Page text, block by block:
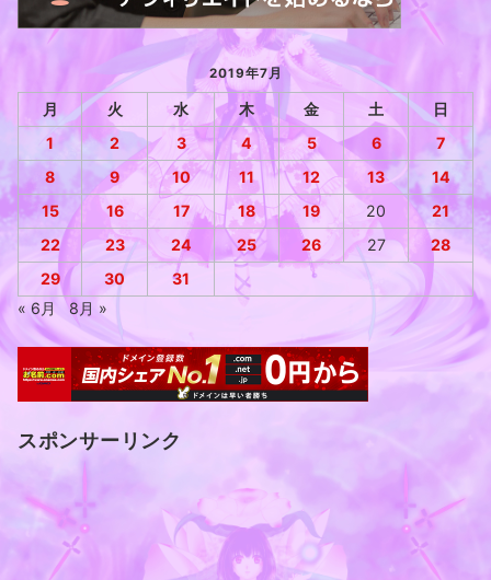
2019年7月
月 火 水 木 金 土
日
1
2 3 4 5 6
7
8
9 10 11 12 13
14
15
16 17 18 19 20
21
22
23 24 25 26 27
28
29
30
31
« 6月
8月 »
スポンサーリンク